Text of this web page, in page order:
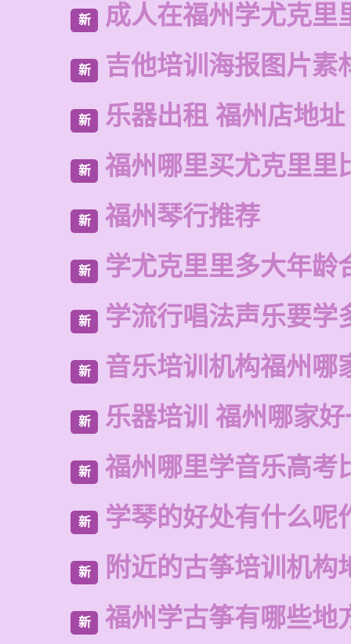
新 成人在福州学尤克里
新 吉他培训海报图片素
新 乐器出租 福州店地址
新 福州哪里买尤克里里
新 福州琴行推荐
新 学尤克里里多大年龄
新 学流行唱法声乐要学
新 音乐培训机构福州哪
新 乐器培训 福州哪家
新 福州哪里学音乐高考
新 学琴的好处有什么呢
新 附近的古筝培训机构
新 福州学古筝有哪些地